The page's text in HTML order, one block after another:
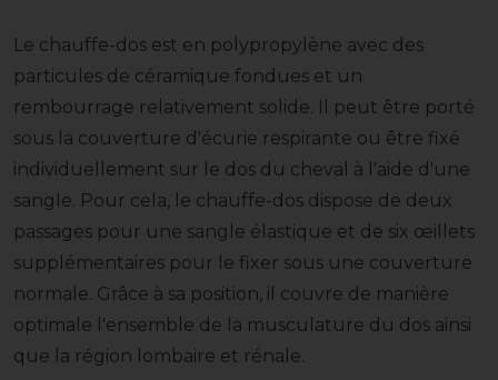
Le chauffe-dos est en polypropylène avec des
particules de céramique fondues et un
rembourrage relativement solide. Il peut être porté
sous la couverture d'écurie respirante ou être fixé
individuellement sur le dos du cheval à l'aide d'une
sangle. Pour cela, le chauffe-dos dispose de deux
passages pour une sangle élastique et de six œillets
supplémentaires pour le fixer sous une couverture
normale. Grâce à sa position, il couvre de manière
optimale l'ensemble de la musculature du dos ainsi
que la région lombaire et rénale.